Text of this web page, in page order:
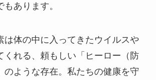
あります。
は体の中に入ってきたウイルスや
くれる、頼もしい「ヒーロー（防
のような存在。私たちの健康を守